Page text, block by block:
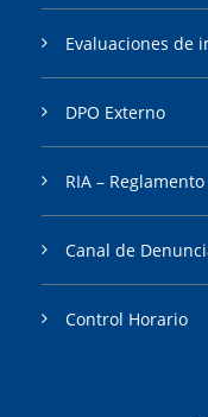
Evaluaciones de
DPO Externo
RIA –
Canal de
Control Horario